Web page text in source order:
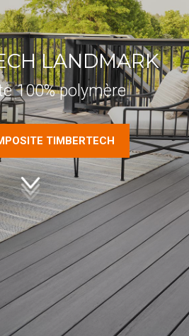
100% polymère
TIMBERTECH
LANDMARK